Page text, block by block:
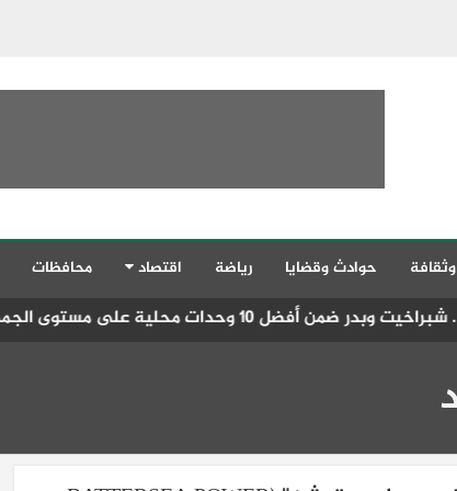
حوادث وقضايا رياضة اقتصاد محافظات
بجائزة مصر للتميز الحكومي